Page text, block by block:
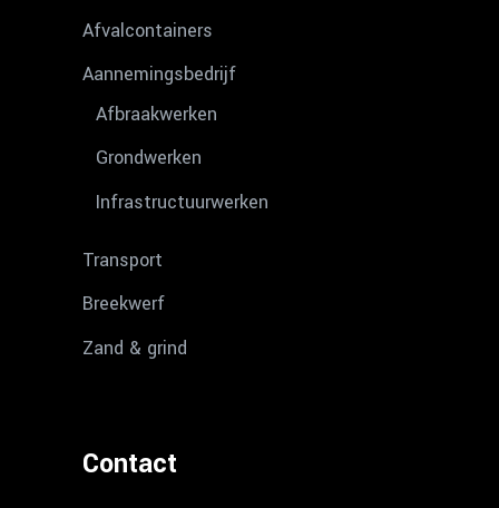
Afvalcontainers
Aannemingsbedrijf
Afbraakwerken
Grondwerken
Infrastructuurwerken
Transport
Breekwerf
Zand & grind
Contact